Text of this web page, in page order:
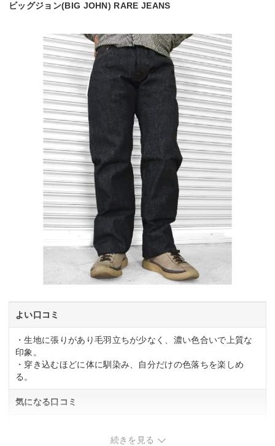
ビッグジョン(BIG JOHN) RARE JEANS
よい口コミ
・生地に張りがあり毛羽立ちが少なく、濃い色合いで上質な
印象。
・穿き込むほどに体に馴染み、自分だけの色落ちを楽しめ
る。
気になる口コミ
続きを見る